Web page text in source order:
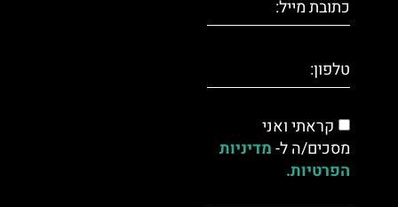
קראתי ואני
מסכים/ה ל-מדיניות
הפרטיות.